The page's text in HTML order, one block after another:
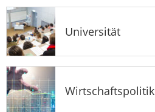
Universität
Wirtschaftspolitik